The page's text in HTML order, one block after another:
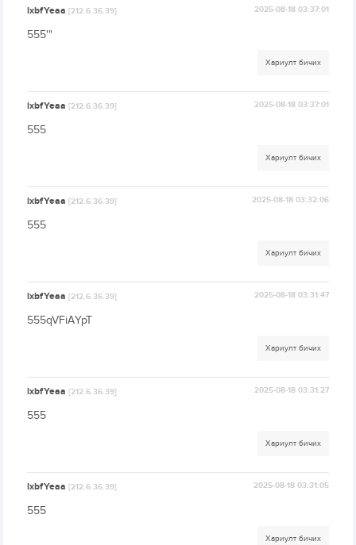
lxbfYeaa[212.6.36.39] 2025-08-18 03:37:01
555'"
Хариулт бичих
lxbfYeaa[212.6.36.39] 2025-08-18 03:37:01
555
Хариулт бичих
lxbfYeaa[212.6.36.39] 2025-08-18 03:32:06
555
Хариулт бичих
lxbfYeaa[212.6.36.39] 2025-08-18 03:31:47
555qVFiAYpT
Хариулт бичих
lxbfYeaa[212.6.36.39] 2025-08-18 03:31:27
555
Хариулт бичих
lxbfYeaa[212.6.36.39] 2025-08-18 03:31:05
555
Хариулт бичих